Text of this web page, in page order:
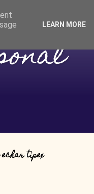
tipex
LEARN MORE